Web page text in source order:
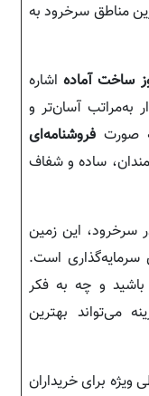
مناطق سرخرود به
ساخت آمادهاشاره
به‌مراتب آسان‌تر و
صورت فروشنامه‌ای
ساده و شفاف
سرخرود، این زمین
است.
و چه به فکر
می‌تواند بهترین
ویژه برای خریداران